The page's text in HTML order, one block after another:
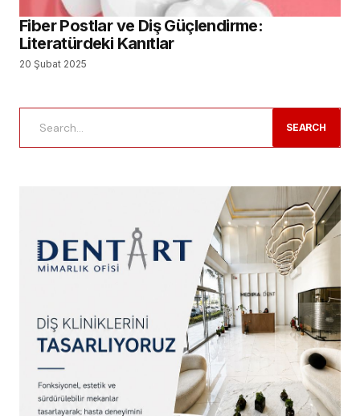
Fiber Postlar ve Diş Güçlendirme:
Literatürdeki Kanıtlar
20 Şubat 2025
SEARCH